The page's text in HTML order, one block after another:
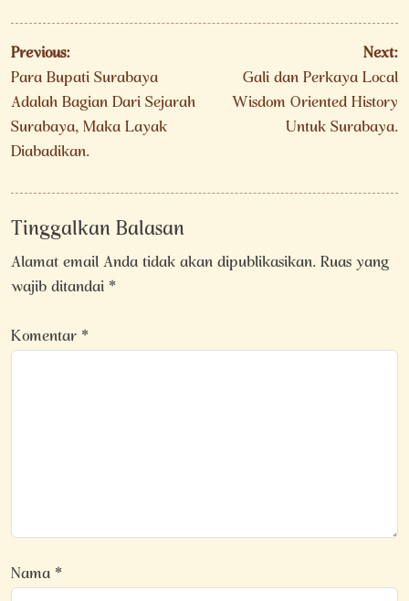
Navigasi
pos
Previous:
Para Bupati Surabaya
Adalah Bagian Dari Sejarah
Surabaya, Maka Layak
Diabadikan.
Next:
Gali dan Perkaya Local
Wisdom Oriented History
Untuk Surabaya.
Tinggalkan Balasan
Alamat email Anda tidak akan dipublikasikan.Ruas yang
wajib ditandai*
Komentar*
Nama*